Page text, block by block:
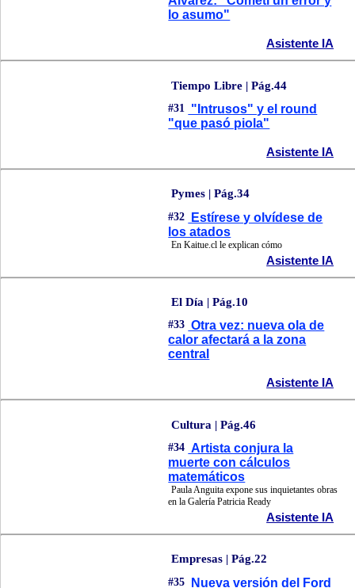
lo asumo"
Asistente IA
Tiempo Libre | Pág.44
#31 "Intrusos" y el round
"que pasó piola"
Asistente IA
Pymes | Pág.34
#32
Estírese y olvídese de
los atados
En Kaitue.cl le explican cómo
Asistente IA
El Día | Pág.10
#33 Otra vez: nueva ola de
calor afectará a la zona
central
Asistente IA
Cultura | Pág.46
#34 Artista conjura la
muerte con cálculos
matemáticos
Paula Anguita expone sus inquietantes obras
en la Galería Patricia Ready
Asistente IA
Empresas | Pág.22
#35 Nueva versión del Ford